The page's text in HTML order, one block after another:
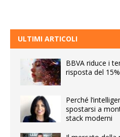
ULTIMI ARTICOLI
BBVA riduce i
risposta del
Perché
spostarsi a
stack moderni